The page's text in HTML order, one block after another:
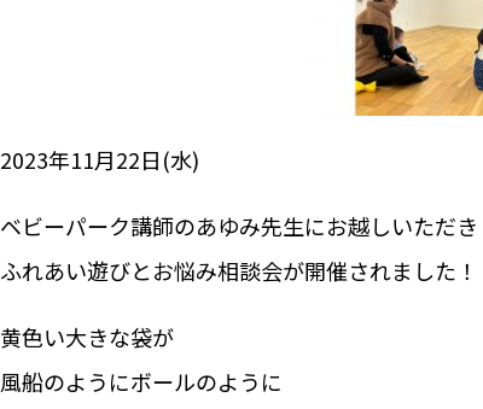
2023年11月22日(水)
ベビーパーク講師のあゆみ先生にお越しいただき
ふれあい遊びとお悩み相談会が開催されました！
黄色い大きな袋が
風船のようにボールのように